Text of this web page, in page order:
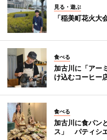
見る・遊ぶ
「稲美町花火
食べる
加古川に「アー
け込むコーヒー
食べる
加古川に食パン
ス」 パティシ